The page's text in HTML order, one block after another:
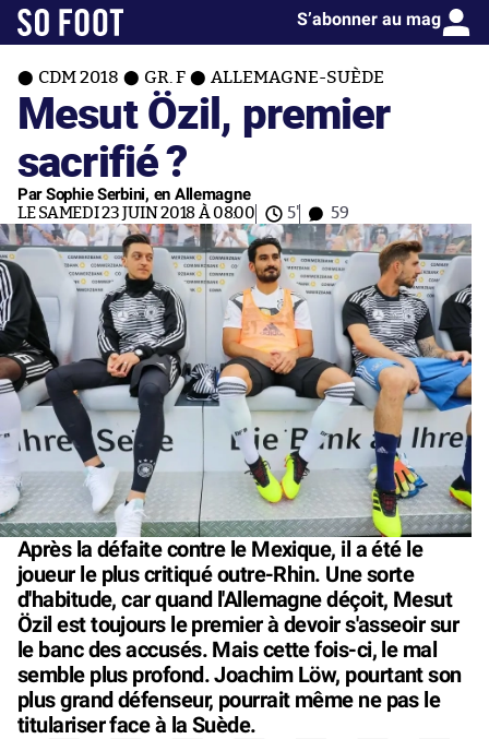
S’abonner au mag
CDM 2018 GR. F ALLEMAGNE-SUÈDE
Mesut Özil, premier
sacrifié ?
Par Sophie Serbini, en Allemagne
LE SAMEDI 23 JUIN 2018 À 08:00 5' 59
Après la défaite contre le Mexique, il a été le
joueur le plus critiqué outre-Rhin. Une sorte
d'habitude, car quand l'Allemagne déçoit, Mesut
Özil est toujours le premier à devoir s'asseoir sur
le banc des accusés. Mais cette fois-ci, le mal
semble plus profond. Joachim Löw, pourtant son
plus grand défenseur, pourrait même ne pas le
titulariser face à la Suède.